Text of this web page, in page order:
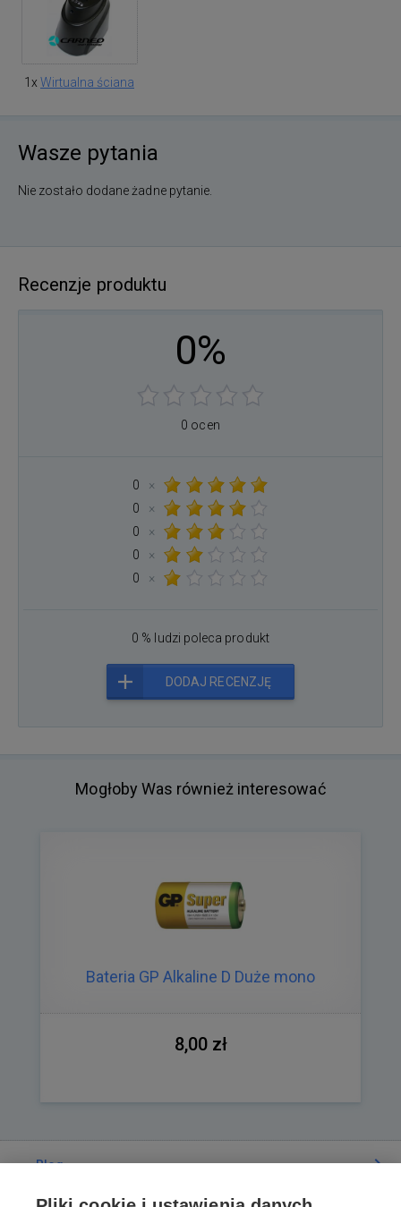
1x Wirtualna ściana
Wasze pytania
Nie zostało dodane żadne pytanie.
Recenzje produktu
0%
0 ocen
0
×
0
×
0
×
0
×
0
×
0 % ludzi poleca produkt
DODAJ RECENZJĘ
Mogłoby Was również interesować
Bateria GP Alkaline D Duże mono
8,00 zł
Blog